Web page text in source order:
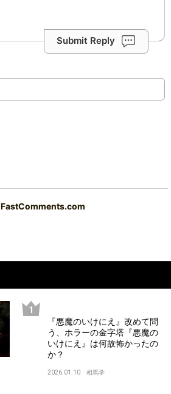
Submit Reply
FastComments.com
『悪魔のいけにえ』改めて問
う、ホラーの金字塔『悪魔の
いけにえ』は何故怖かったの
か？
2026.01.10 相馬学